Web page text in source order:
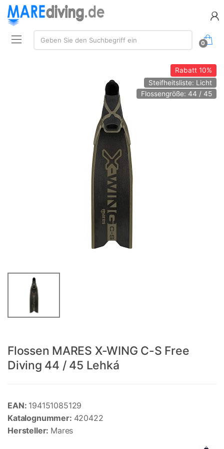
Suche:
Geben Sie den Suchbegriff ein
0
Rabatt10%
Steifheitsliste: Licht
Flossengröße: 44 / 45
Flossen MARES X-WING C-S Free
Diving 44 / 45 Lehká
EAN: 194151085129
Katalognummer: 420422
Hersteller: Mares